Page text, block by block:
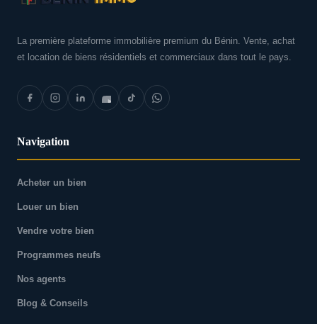
La première plateforme immobilière premium du Bénin. Vente, achat
et location de biens résidentiels et commerciaux dans tout le pays.
Navigation
Acheter un bien
Louer un bien
Vendre votre bien
Programmes neufs
Nos agents
Blog & Conseils